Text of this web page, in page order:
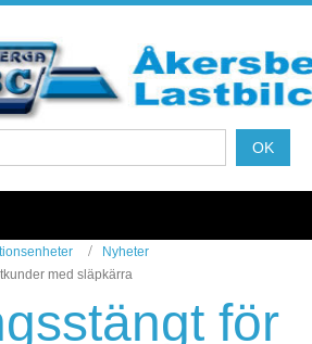
Nyheter
med släpkärra
för